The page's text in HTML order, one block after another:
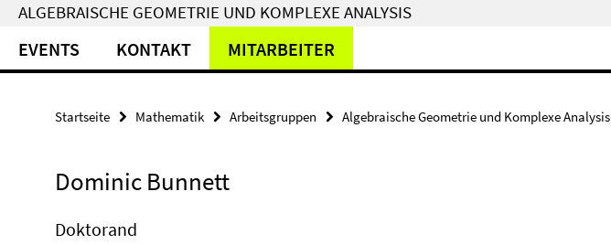
ALGEBRAISCHE GEOMETRIE UND KOMPLEXE ANALYSIS
EVENTS KONTAKT MITARBEITER
Startseite Mathematik Arbeitsgruppen Algebraische Geometrie und Komplexe Analysis
Dominic Bunnett
Doktorand